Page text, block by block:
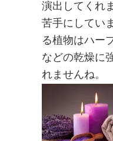
演出してくれ
苦手にしてい
る植物はハー
などの乾燥に
れませんね。